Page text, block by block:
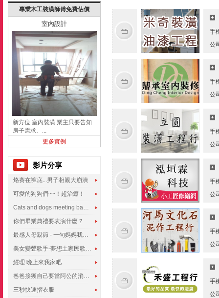
專業木工裝潢師傅免費估價
室內設計
新方位.室內裝潢 業主只要告知
房子需求、...
更多實例
影片分享
烙賽在褲底...男子相親大崩潰
可愛的狗狗們~~！超治癒！
Cats and dogs meeting babies for the first time
你們畢業典禮要表演什麼？
最感人母親節 - 一句媽媽我愛你
美女變聲歌手-夢想土家民歌傳遍世界
經理.晚上來我家吧
爸爸接獲自己要當阿公的消息，反應史上最可愛!!!
三秒快速摺衣服
手
公
手
公
手
公
手
公
手
公
手
公